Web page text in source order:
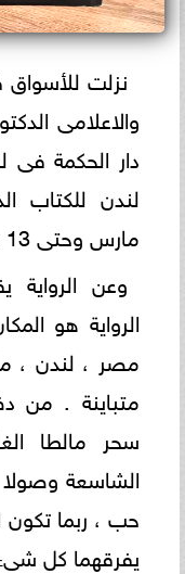
نزلت
والاعلامى
دار الحكمة
مارس وحتى 13 مارس 2025 .
وعن
الرواية هو
مصر ، لندن ،
متباينة . من
سحر مالطا
الشاسعة
حب ، ربما
يفرقهما كل